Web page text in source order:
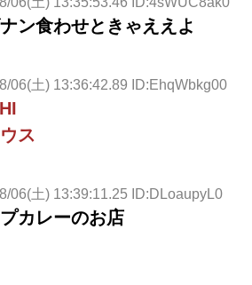
ン食わせときゃええよ
06(土) 13:36:42.89 ID:EhqWbkg00
ス
06(土) 13:39:11.25 ID:DLoaupyL0
カレーのお店